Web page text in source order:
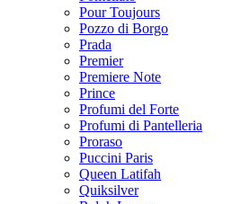
Pour Toujours
Pozzo di Borgo
Prada
Premier
Premiere Note
Prince
Profumi del Forte
Profumi di Pantelleria
Proraso
Puccini Paris
Queen Latifah
Quiksilver